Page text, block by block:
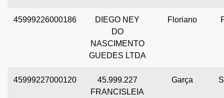
45999226000186
DIEGO NEY
DO
NASCIMENTO
GUEDES LTDA
Floriano
45999227000120
45.999.227
FRANCISLEIA
Garça